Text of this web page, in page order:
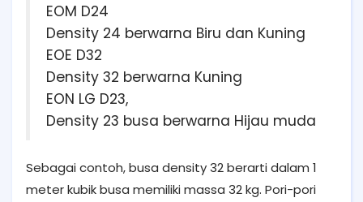
EOM D24
Density 24 berwarna Biru dan Kuning
EOE D32
Density 32 berwarna Kuning
EON LG D23,
Density 23 busa berwarna Hijau muda
Sebagai contoh, busa density 32 berarti dalam 1
meter kubik busa memiliki massa 32 kg. Pori-pori